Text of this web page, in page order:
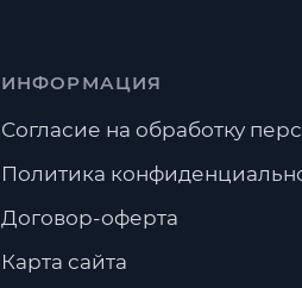
ИНФОРМАЦИЯ
Согласие на обработку
Политика
Договор-оферта
Карта сайта